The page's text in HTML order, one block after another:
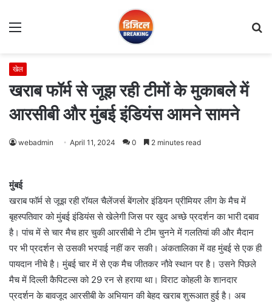
Menu
खेल
खराब फॉर्म से जूझ रही टीमों के मुकाबले में
आरसीबी और मुंबई इंडियंस आमने सामने
webadmin April 11, 2024 0 2 minutes read
मुंबई
खराब फॉर्म से जूझ रही रॉयल चैलेंजर्स बेंगलोर इंडियन प्रीमियर लीग के मैच में
बृहस्पतिवार को मुंबई इंडियंस से खेलेगी जिस पर खुद अच्छे प्रदर्शन का भारी दबाव
है। पांच में से चार मैच हार चुकी आरसीबी ने टीम चुनने में गलतियां की और मैदान
पर भी प्रदर्शन से उसकी भरपाई नहीं कर सकी। अंकतालिका में वह मुंबई से एक ही
पायदान नीचे है। मुंबई चार में से एक मैच जीतकर नौवे स्थान पर है। उसने पिछले
मैच में दिल्ली कैपिटल्स को 29 रन से हराया था। विराट कोहली के शानदार
प्रदर्शन के बावजूद आरसीबी के अभियान की बेहद खराब शुरूआत हुई है। अब